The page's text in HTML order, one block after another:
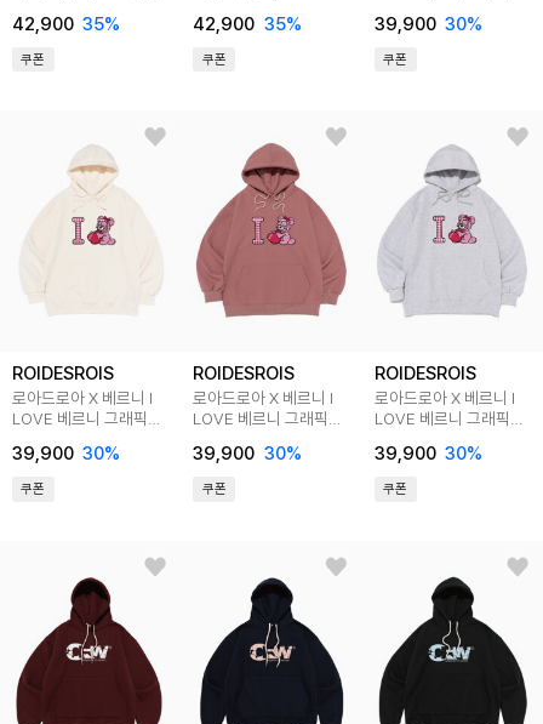
42,900 35%
쿠폰
42,900 35%
쿠폰
39,900 30%
쿠폰
ROIDESROIS
로아드로아 X 베르니 I
LOVE 베르니 그래픽
39,900 30%
쿠폰
ROIDESROIS
로아드로아 X 베르니 I
LOVE 베르니 그래픽
39,900 30%
쿠폰
ROIDESROIS
로아드로아 X 베르니 I
LOVE 베르니 그래픽
39,900 30%
쿠폰